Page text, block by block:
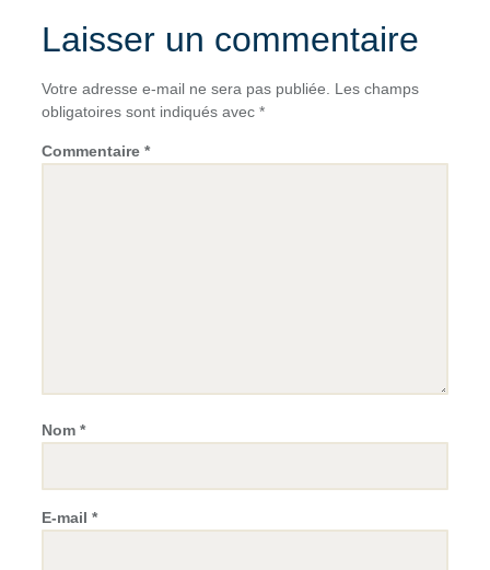
Laisser un commentaire
Votre adresse e-mail ne sera pas publiée.
Les champs
obligatoires sont indiqués avec *
Commentaire *
Nom *
E-mail *